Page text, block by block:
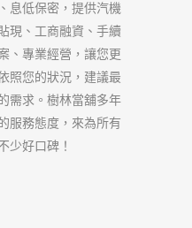
息低保密，提供汽機
現、工商融資、手續
、專業經營，讓您更
照您的狀況，建議最
需求。樹林當舖多年
服務態度，來為所有
少好口碑！